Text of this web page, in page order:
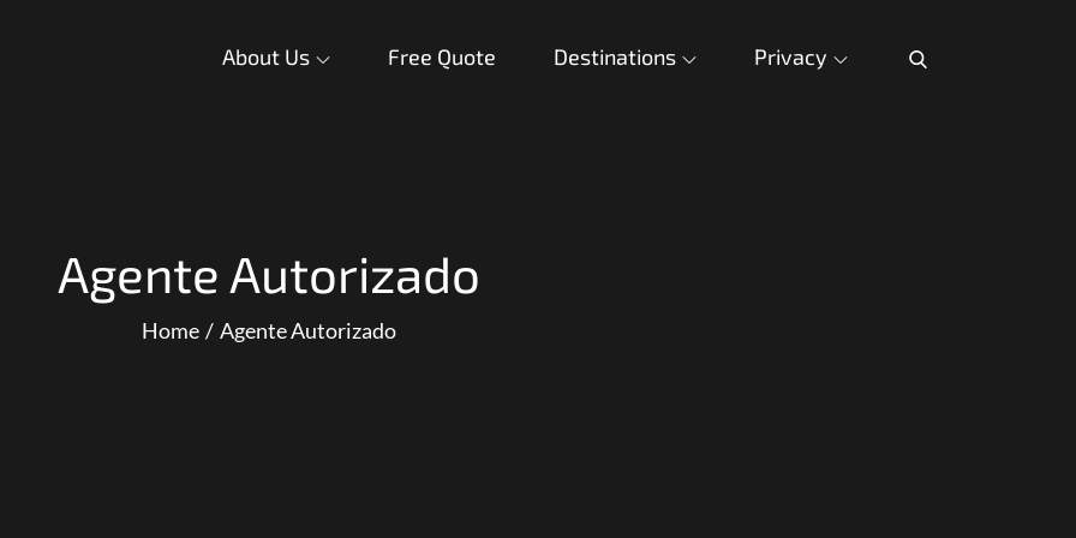
About Us Free Quote Destinations Privacy
Agente Autorizado
Home Agente Autorizado